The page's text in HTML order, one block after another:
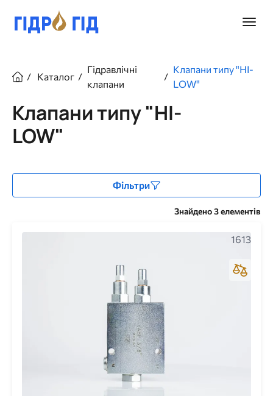
основного
Рядок
навіґації
Каталог
Гідравлічні
клапани
Клапани типу "HI-
LOW"
Клапани типу "HI-
LOW"
Фільтри
Знайдено 3 елементів
1613